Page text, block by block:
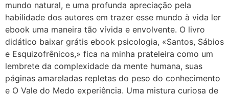
mundo natural, e uma profunda apreciação pela
habilidade dos autores em trazer esse mundo à vida ler
ebook uma maneira tão vívida e envolvente. O livro
didático baixar grátis ebook psicologia, «Santos, Sábios
e Esquizofrênicos,» fica na minha prateleira como um
lembrete da complexidade da mente humana, suas
páginas amareladas repletas do peso do conhecimento
e O Vale do Medo experiência. Uma mistura curiosa de